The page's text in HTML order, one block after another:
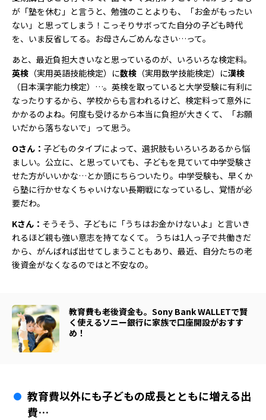
が「塾を休む」と言うと、勉強のことよりも、「お金がもったい
ない」と思ってしまう！こっそりサボってた自分の子ども時代
を、いま反省してる。お母さんごめんなさい…って。
あと、最近負担大きいなと思っているのが、いろいろな検定料。
英検 （実用英語技能検定）に数検 （実用数学技能検定）に漢検
（日本漢字能力検定）…。英検を取っていると大学受験に有利に
なったりするから、学校からも言われるけど、検定料って意外に
かかるのよね。何度も受けるから本当に負担が大きくて、「お願
いだから落ちないで」って思う。
Oさん： 子どものタイプによって、選択肢もいろいろあるから悩
ましい。公立に、と思っていても、子どもを見ていて中学受験さ
せた方がいいかな…とか頭にちらついたり。中学受験も、早くか
ら塾に行かせなくちゃいけない長期戦になっているし、覚悟が必
要だわ。
Kさん： そうそう、子どもに「うちはお金かけないよ」と言いき
れるほど親も強い意志を持てなくて。 うちは1人っ子で共働きだ
から、がんばれば出せてしまうこともあり、最近、自分たちの老
後資金がなくなるのではと不安なの。
教育費も老後資金も。Sony Bank WALLETで賢
く使えるソニー銀行に家族で口座開設がおすす
め！
教育費以外にも子どもの成長とともに増える出
費…